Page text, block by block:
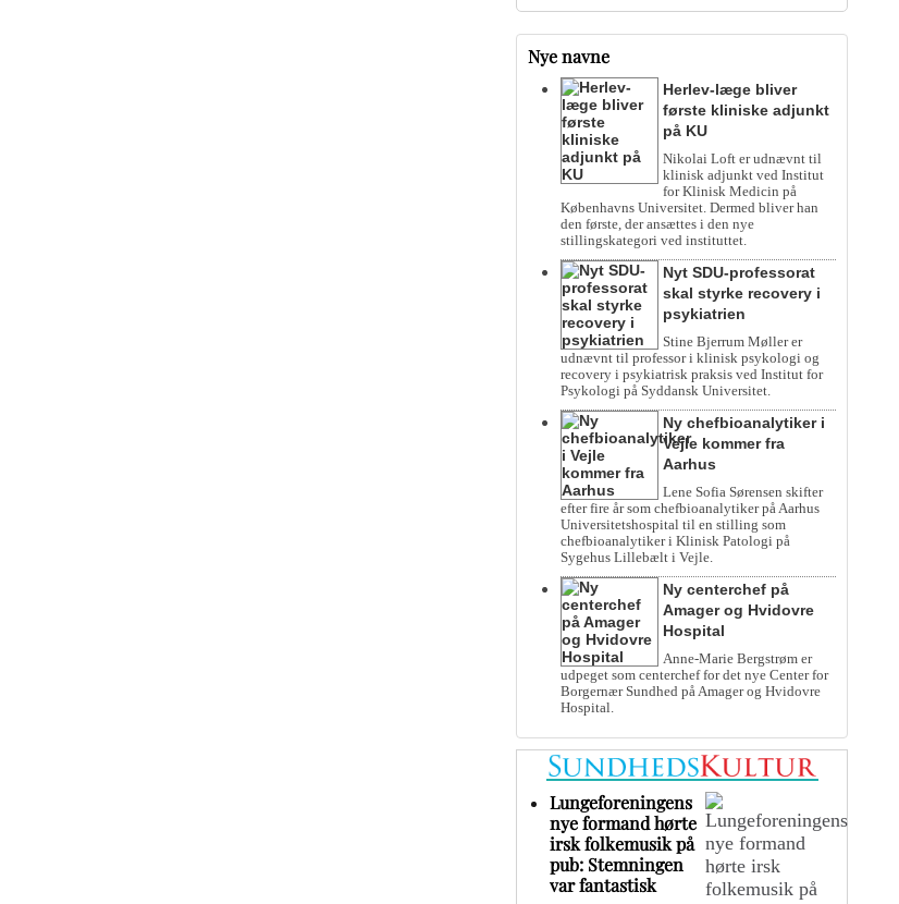
Nye navne
Herlev-læge bliver
første kliniske adjunkt
på KU
Nikolai Loft er udnævnt til
klinisk adjunkt ved Institut
for Klinisk Medicin på
Københavns Universitet. Dermed bliver han
den første, der ansættes i den nye
stillingskategori ved instituttet.
Nyt SDU-professorat
skal styrke recovery i
psykiatrien
Stine Bjerrum Møller er
udnævnt til professor i klinisk psykologi og
recovery i psykiatrisk praksis ved Institut for
Psykologi på Syddansk Universitet.
Ny chefbioanalytiker i
Vejle kommer fra
Aarhus
Lene Sofia Sørensen skifter
efter fire år som chefbioanalytiker på Aarhus
Universitetshospital til en stilling som
chefbioanalytiker i Klinisk Patologi på
Sygehus Lillebælt i Vejle.
Ny centerchef på
Amager og Hvidovre
Hospital
Anne-Marie Bergstrøm er
udpeget som centerchef for det nye Center for
Borgernær Sundhed på Amager og Hvidovre
Hospital.
Lungeforeningens
nye formand hørte
irsk folkemusik på
pub: Stemningen
var fantastisk